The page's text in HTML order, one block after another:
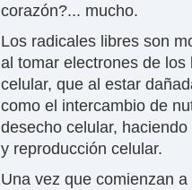
corazón?... mucho.
Los radicales libres son
al tomar electrones de
celular, que al estar
como el intercambio de
desecho celular,
y reproducción celular.
Una vez que comienzan